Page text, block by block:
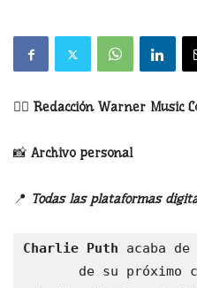
✍🏻 Redacción Warner Music
📸 Archivo personal
📍 Todas las plataformas
Charlie Puth acaba
de su próximo